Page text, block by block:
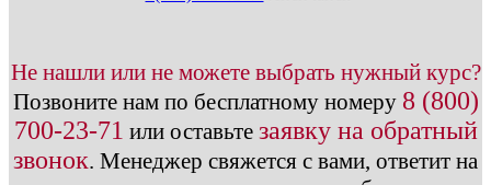
Не нашли или не можете выбрать нужный курс?
Позвоните нам по бесплатному номеру 8 (800)
700-23-71 или оставьте заявку на обратный
звонок. Менеджер свяжется с вами, ответит на